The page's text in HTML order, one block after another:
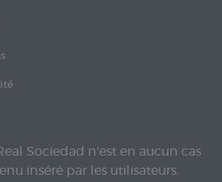
Sociedad n'est en aucun cas
inséré par les utilisateurs.